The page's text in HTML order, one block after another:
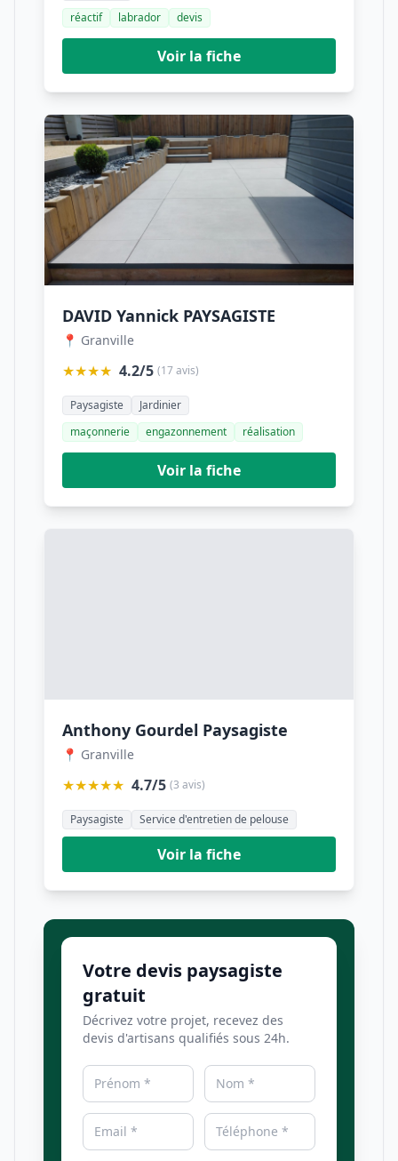
réactif
labrador devis
Voir la fiche
DAVID Yannick PAYSAGISTE
📍 Granville
★★★★ 4.2/5 (17 avis)
Paysagiste
Jardinier
maçonnerie
engazonnement réalisation
Voir la fiche
Anthony Gourdel Paysagiste
📍 Granville
★★★★★ 4.7/5 (3 avis)
Paysagiste Service d'entretien de pelouse
Voir la fiche
Votre devis paysagiste
gratuit
Décrivez votre projet, recevez des
devis d'artisans qualifiés sous 24h.